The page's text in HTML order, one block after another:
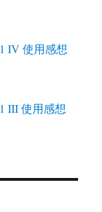
IV 使用感想
III 使用感想